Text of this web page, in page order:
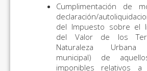
Cumplimentación de
declaración/
del Impuesto sobre el
del Valor de los
Naturaleza Urbana
municipal) de
imponibles relativos a